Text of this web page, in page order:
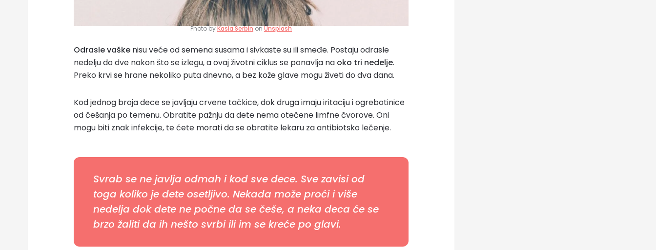
Photo byKasia SerbinonUnsplash
Odrasle vaške nisu veće od semena susama i sivkaste su ili smeđe. Postaju odrasle
nedelju do dve nakon što se izlegu, a ovaj životni ciklus se ponavlja na oko tri nedelje.
Preko krvi se hrane nekoliko puta dnevno, a bez kože glave mogu živeti do dva dana.
Kod jednog broja dece se javljaju crvene tačkice, dok druga imaju iritaciju i ogrebotinice
od češanja po temenu. Obratite pažnju da dete nema otečene limfne čvorove. Oni
mogu biti znak infekcije, te ćete morati da se obratite lekaru za antibiotsko lečenje.
Svrab se ne javlja odmah i kod sve dece. Sve zavisi od
toga koliko je dete osetljivo. Nekada može proći i više
nedelja dok dete ne počne da se češe, a neka deca će se
brzo žaliti da ih nešto svrbi ili im se kreće po glavi.